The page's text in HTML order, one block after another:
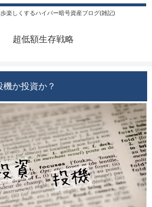
楽しくするハイパー暗号資産ブログ(雑記)
超低額生存戦略
か投資か？